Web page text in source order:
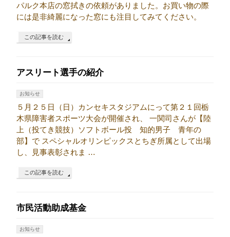
パルク本店の窓拭きの依頼がありました。お買い物の際
には是非綺麗になった窓にも注目してみてください。
この記事を読む
アスリート選手の紹介
お知らせ
５月２５日（日）カンセキスタジアムにって第２１回栃
木県障害者スポーツ大会が開催され、 一関司さんが【陸
上（投てき競技）ソフトボール投 知的男子 青年の
部】で スペシャルオリンピックスとちぎ所属として出場
し、見事表彰されま …
この記事を読む
市民活動助成基金
お知らせ